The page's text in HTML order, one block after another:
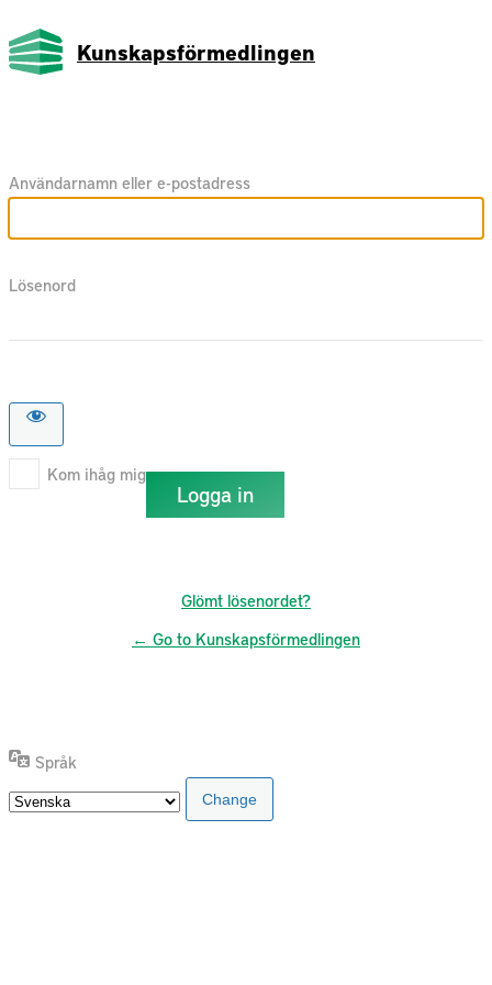
Kunskapsförmedlingen
Användarnamn eller e-postadress
Lösenord
Kom ihåg mig
Glömt lösenordet?
← Go to Kunskapsförmedlingen
Språk